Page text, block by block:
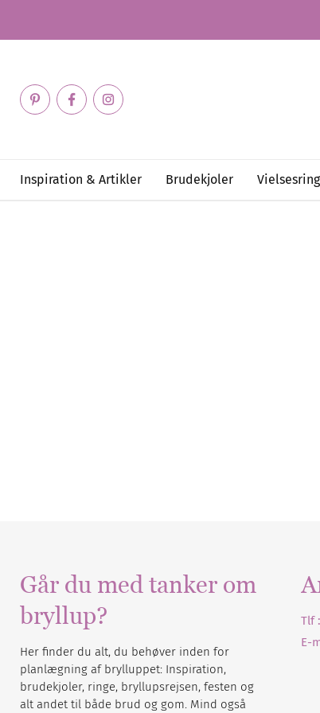
Inspiration & Artikler Brudekjoler
Går du med tanker om
bryllup?
Her finder du alt, du behøver inden for
planlægning af brylluppet: Inspiration,
brudekjoler, ringe, bryllupsrejsen, festen og
alt andet til både brud og gom. Mind også
Tlf :
E-